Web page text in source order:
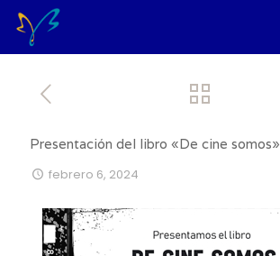
Presentación del libro «De cine somos»
febrero 6, 2024